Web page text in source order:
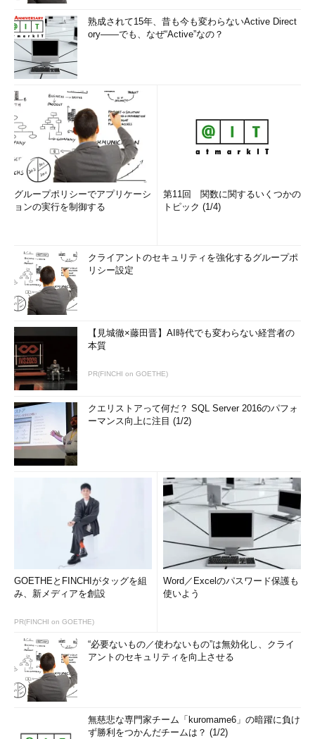
熟成されて15年、昔も今も変わらないActive Direct
ory――でも、なぜ“Active”なの？
グループポリシーでアプリケーシ
ョンの実行を制御する
第11回 関数に関するいくつかの
トピック (1/4)
クライアントのセキュリティを強化するグループポ
リシー設定
【見城徹×藤田晋】AI時代でも変わらない経営者の
本質
PR(FINCHI on GOETHE)
クエリストアって何だ？ SQL Server 2016のパフォ
ーマンス向上に注目 (1/2)
GOETHEとFINCHIがタッグを組
み、新メディアを創設
PR(FINCHI on GOETHE)
Word／Excelのパスワード保護も
使いよう
“必要ないもの／使わないもの”は無効化し、クライ
アントのセキュリティを向上させる
無慈悲な専門家チーム「kuromame6」の暗躍に負け
ず勝利をつかんだチームは？ (1/2)